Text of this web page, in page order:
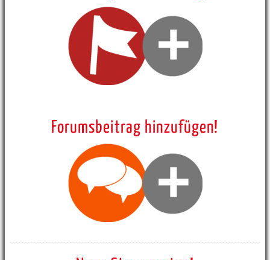
Forumsbeitrag hinzufügen!